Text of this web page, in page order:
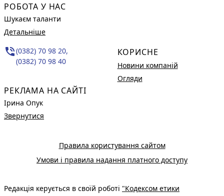
РОБОТА У НАС
Шукаєм таланти
Детальніше
phone_in_talk(0382) 70 98 20,
(0382) 70 98 40
РЕКЛАМА НА САЙТІ
Ірина Опук
Звернутися
КОРИСНЕ
Новини компаній
Огляди
Правила користування сайтом
Умови і правила надання платного доступу
Редакція керується в своїй роботі "Кодексом етики